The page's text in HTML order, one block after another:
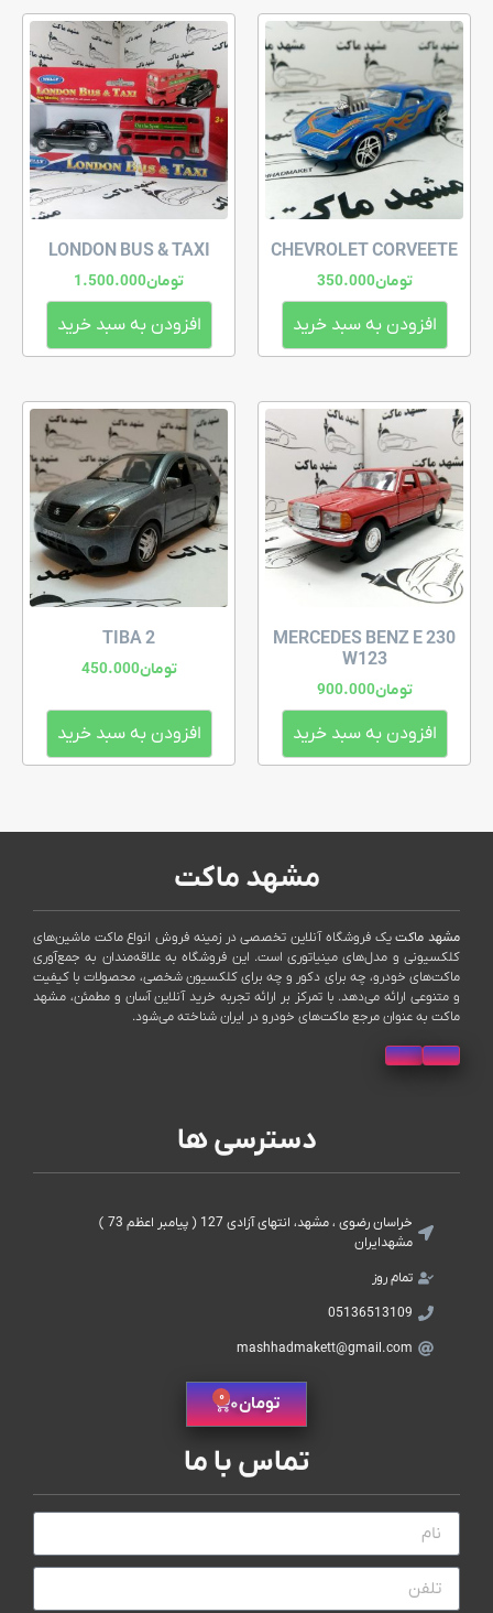
CHEVROLET CORVEETE
تومان350.000
افزودن به سبد خرید
LONDON BUS & TAXI
تومان1.500.000
افزودن به سبد خرید
MERCEDES BENZ E 230
W123
تومان900.000
افزودن به سبد خرید
TIBA 2
تومان450.000
افزودن به سبد خرید
مشهد ماکت
مشهد ماکتیک فروشگاه آنلاین تخصصی در زمینه فروش انواع ماکت ماشین‌های
کلکسیونی و مدل‌های مینیاتوری است. این فروشگاه به علاقه‌مندان به جمع‌آوری
ماکت‌های خودرو، چه برای دکور و چه برای کلکسیون شخصی، محصولات با کیفیت
و متنوعی ارائه می‌دهد. با تمرکز بر ارائه تجربه خرید آنلاین آسان و مطمئن، مشهد
ماکت به عنوان مرجع ماکت‌های خودرو در ایران شناخته می‌شود.
دسترسی ها
خراسان رضوی ، مشهد، انتهای آزادی 127 ( پیامبر اعظم 73 )
مشهدایران
تمام روز
05136513109
mashhadmakett@gmail.com
تومان0
0
تماس با ما